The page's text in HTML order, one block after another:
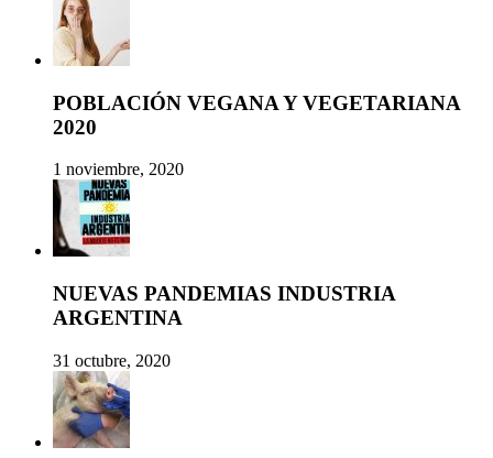
POBLACIÓN VEGANA Y VEGETARIANA
2020
1 noviembre, 2020
NUEVAS PANDEMIAS INDUSTRIA
ARGENTINA
31 octubre, 2020